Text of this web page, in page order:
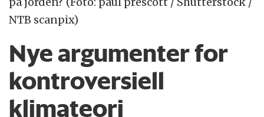
NTB scanpix)
Nye argumenter for
kontroversiell
klimateori